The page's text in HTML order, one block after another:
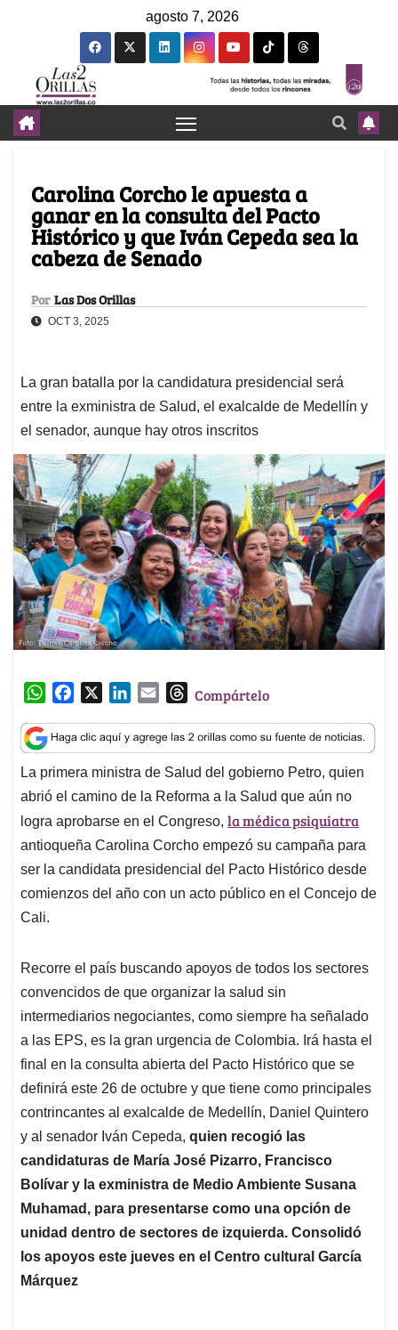
agosto 7, 2026
Carolina Corcho le apuesta a
ganar en la consulta del Pacto
Histórico y que Iván Cepeda sea la
cabeza de Senado
Por Las Dos Orillas
OCT 3, 2025
La gran batalla por la candidatura presidencial será
entre la exministra de Salud, el exalcalde de Medellín y
el senador, aunque hay otros inscritos
W
a
t
s
A
p
p
c
e
b
o
o
k
n
k
e
d
I
n
a
i
l
T
r
e
a
d
s
Compártelo
La primera ministra de Salud del gobierno Petro, quien
abrió el camino de la Reforma a la Salud que aún no
logra aprobarse en el Congreso, la médica psiquiatra
antioqueña Carolina Corcho empezó su campaña para
ser la candidata presidencial del Pacto Histórico desde
comienzos del año con un acto público en el Concejo de
Cali.
Recorre el país buscando apoyos de todos los sectores
convencidos de que organizar la salud sin
intermediarios negociantes, como siempre ha señalado
a las EPS, es la gran urgencia de Colombia. Irá hasta el
final en la consulta abierta del Pacto Histórico que se
definirá este 26 de octubre y que tiene como principales
contrincantes al exalcalde de Medellín, Daniel Quintero
y al senador Iván Cepeda, quien recogió las
candidaturas de María José Pizarro, Francisco
Bolívar y la exministra de Medio Ambiente Susana
Muhamad, para presentarse como una opción de
unidad dentro de sectores de izquierda. Consolidó
los apoyos este jueves en el Centro cultural García
Márquez